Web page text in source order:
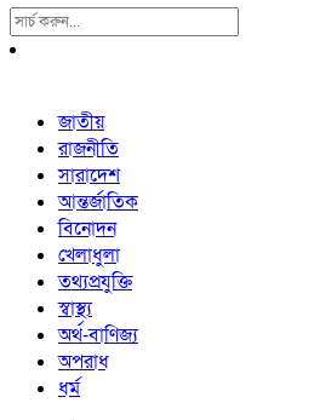
Search
For:
জাতীয়
রাজনীতি
সারাদেশ
আন্তর্জাতিক
বিনোদন
খেলাধুলা
তথ্যপ্রযুক্তি
স্বাস্থ্য
অর্থ-বাণিজ্য
অপরাধ
ধর্ম